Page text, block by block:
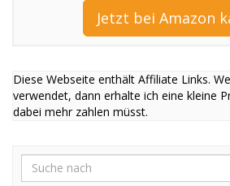
Jetzt bei Amazon
Diese Webseite enthält Affiliate Links.
verwendet, dann erhalte ich eine kleine
dabei mehr zahlen müsst.